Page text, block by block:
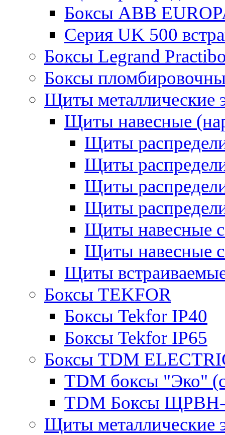
Боксы ABB
Серия UK 500
Боксы Legrand
Боксы
Щиты металлические
Щиты навесные
Щиты
Щиты
Щиты
Щиты
Щиты навесные
Щиты навесные
Щиты
Боксы TEKFOR
Боксы Tekfor IP40
Боксы Tekfor IP65
Боксы TDM
TDM боксы "Эко"
TDM Боксы
Щиты металлические